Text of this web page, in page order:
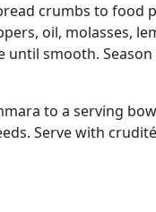
crumbs to food
oil, molasses,
until smooth.
to a serving
Serve with